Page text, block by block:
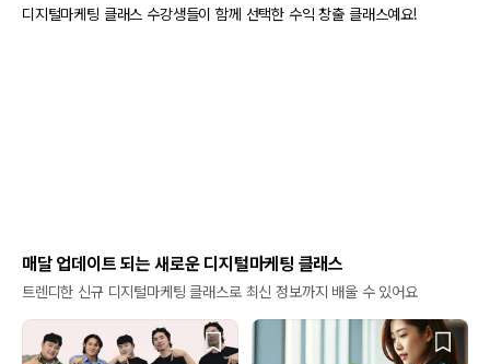
디지털마케팅 클래스 수강생들이 함께 선택한 수익 창출 클래스예요!
매달 업데이트 되는 새로운 디지털마케팅 클래스
트렌디한 신규 디지털마케팅 클래스로 최신 정보까지 배울 수 있어요